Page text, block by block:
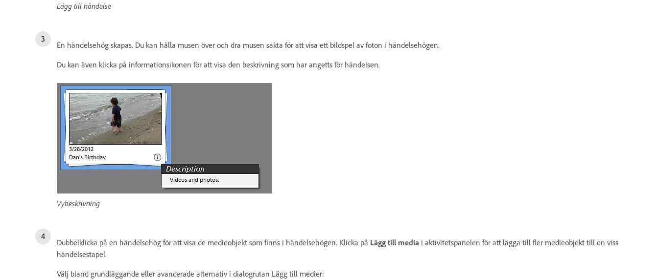
Lägg till händelse
En händelsehög skapas. Du kan hålla musen över och dra musen sakta för att visa ett bildspel av foton i händelsehögen.
Du kan även klicka på informationsikonen för att visa den beskrivning som har angetts för händelsen.
Vybeskrivning
Dubbelklicka på en händelsehög för att visa de medieobjekt som finns i händelsehögen. Klicka på Lägg till media i aktivitetspanelen för att lägga till fler medieobjekt till en viss
händelsestapel.
Välj bland grundläggande eller avancerade alternativ i dialogrutan Lägg till medier: